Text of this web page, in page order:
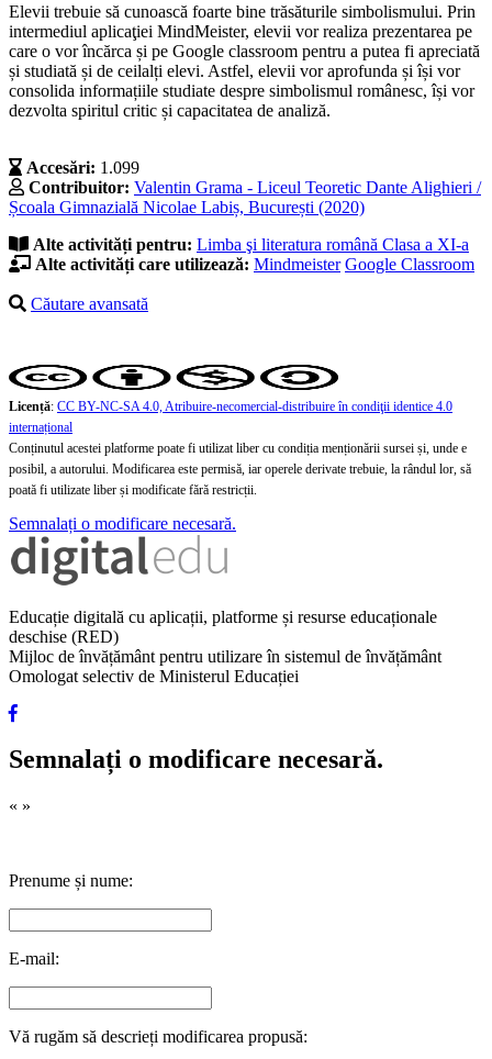
Elevii trebuie să cunoască foarte bine trăsăturile simbolismului. Prin
intermediul aplicaţiei MindMeister, elevii vor realiza prezentarea pe
care o vor încărca și pe Google classroom pentru a putea fi apreciată
și studiată și de ceilalți elevi. Astfel, elevii vor aprofunda și își vor
consolida informațiile studiate despre simbolismul românesc, își vor
dezvolta spiritul critic și capacitatea de analiză.
Accesări: 1.099
Contribuitor: Valentin Grama - Liceul Teoretic Dante Alighieri /
Școala Gimnazială Nicolae Labiș, București (2020)
Alte activități pentru: Limba şi literatura română Clasa a XI-a
Alte activități care utilizează: Mindmeister Google Classroom
Căutare avansată
Licență: CC BY-NC-SA 4.0, Atribuire-necomercial-distribuire în condiţii identice 4.0
internațional
Conținutul acestei platforme poate fi utilizat liber cu condiția menționării sursei și, unde e
posibil, a autorului. Modificarea este permisă, iar operele derivate trebuie, la rândul lor, să
poată fi utilizate liber și modificate fără restricții.
Semnalați o modificare necesară.
Educație digitală cu aplicații, platforme și resurse educaționale
deschise (RED)
Mijloc de învățământ pentru utilizare în sistemul de învățământ
Omologat selectiv de Ministerul Educației
Semnalați o modificare necesară.
« »
Prenume și nume:
E-mail:
Vă rugăm să descrieți modificarea propusă: